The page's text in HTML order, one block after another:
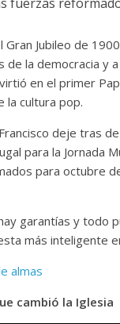
Jubileo de
de la democracia y
en el primer
la cultura pop.
deje tras
para la Jornada
para octubre
garantías y todo
más inteligente
almas
cambió la Iglesia